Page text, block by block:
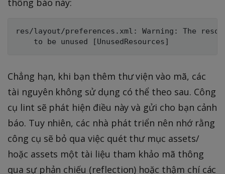
thông báo này:
res/layout/preferences.xml: Warning: The
Chẳng hạn, khi bạn thêm thư viện vào mã, các
tài nguyên không sử dụng có thể theo sau. Công
cụ lint sẽ phát hiện điều này và gửi cho bạn cảnh
báo. Tuy nhiên, các nhà phát triển nên nhớ rằng
công cụ sẽ bỏ qua việc quét thư mục assets/
hoặc assets một tài liệu tham khảo mã thông
qua sự phản chiếu (reflection) hoặc thậm chí các